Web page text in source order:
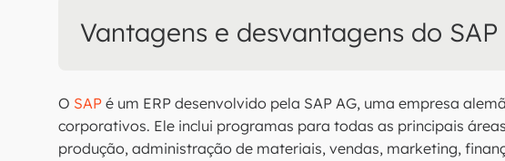
Vantagens e desvantagens do SAP
O SAP é um ERP desenvolvido pela SAP AG, uma empresa
corporativos. Ele inclui programas para todas as principais
produção, administração de materiais, vendas, marketing,